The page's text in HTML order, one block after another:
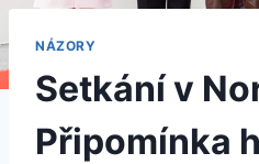
NÁZORY
Setkání v
Připomínka